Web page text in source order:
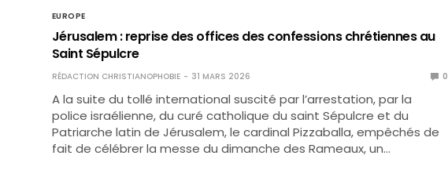
EUROPE
Jérusalem : reprise des offices des confessions chrétiennes au
Saint Sépulcre
RÉDACTION CHRISTIANOPHOBIE 31 MARS 2026 0
A la suite du tollé international suscité par l’arrestation, par la
police israélienne, du curé catholique du saint Sépulcre et du
Patriarche latin de Jérusalem, le cardinal Pizzaballa, empêchés de
fait de célébrer la messe du dimanche des Rameaux, un…